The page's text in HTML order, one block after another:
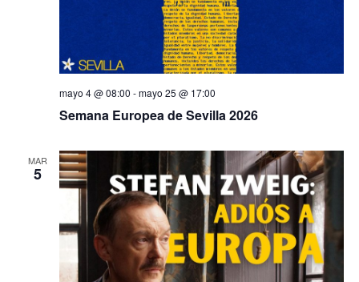
Semana Europea de Sevilla 2026
mayo 4 @ 08:00 -mayo 25 @ 17:00
MAR
5